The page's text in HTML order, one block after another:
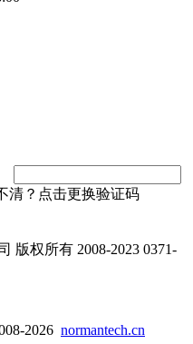
版权所有 2008-2023 0371-
2026 normantech.cn